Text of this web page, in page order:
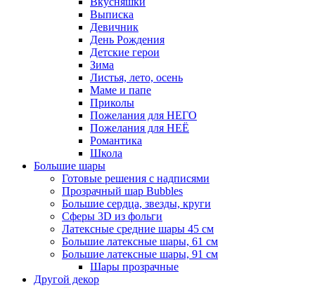
Выписка
Девичник
День Рождения
Детские герои
Зима
Листья, лето, осень
Маме и папе
Приколы
Пожелания для НЕГО
Пожелания для НЕЁ
Романтика
Школа
Большие шары
Готовые решения с надписями
Прозрачный шар Bubbles
Большие сердца, звезды, круги
Сферы 3D из фольги
Латексные средние шары 45 см
Большие латексные шары, 61 см
Большие латексные шары, 91 см
Шары прозрачные
Другой декор